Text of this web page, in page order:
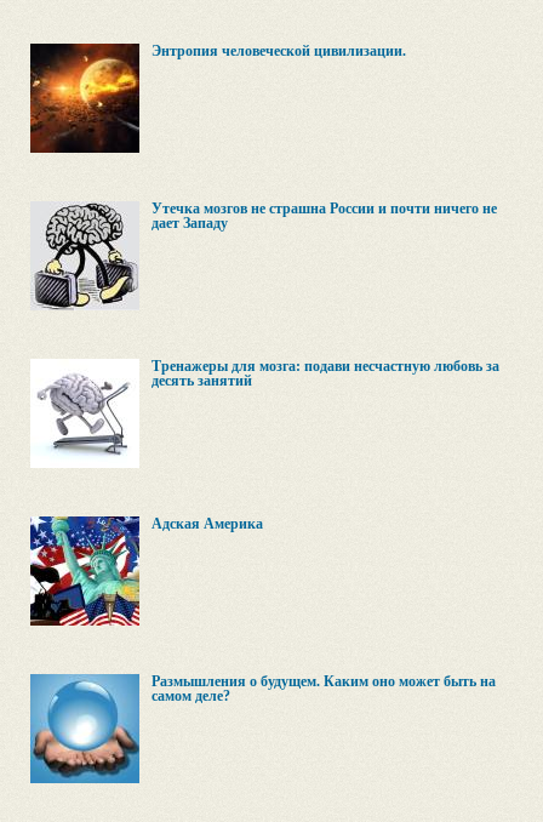
Энтропия человеческой цивилизации.
Утечка мозгов не страшна России и почти ничего не
дает Западу
Тренажеры для мозга: подави несчастную любовь за
десять занятий
Адская Америка
Размышления о будущем. Каким оно может быть на
самом деле?